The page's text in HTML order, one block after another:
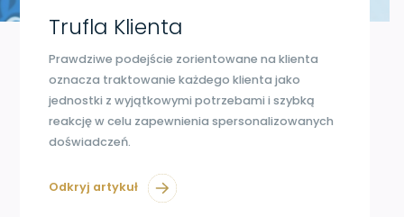
Trufla Klienta
Prawdziwe podejście zorientowane na klienta
oznacza traktowanie każdego klienta jako
jednostki z wyjątkowymi potrzebami i szybką
reakcję w celu zapewnienia spersonalizowanych
doświadczeń.
Odkryj artykuł